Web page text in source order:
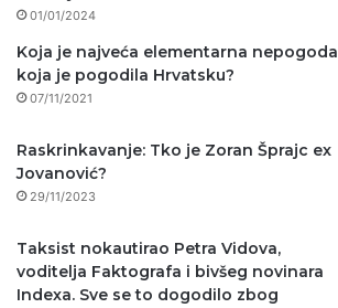
01/01/2024
Koja je najveća elementarna nepogoda
koja je pogodila Hrvatsku?
07/11/2021
Raskrinkavanje: Tko je Zoran Šprajc ex
Jovanović?
29/11/2023
Taksist nokautirao Petra Vidova,
voditelja Faktografa i bivšeg novinara
Indexa. Sve se to dogodilo zbog